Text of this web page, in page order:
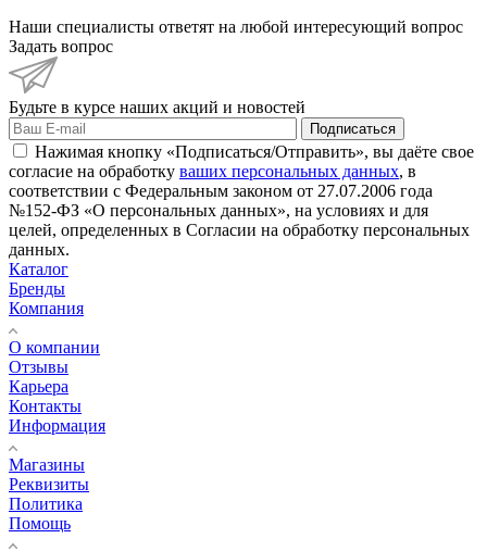
Наши специалисты ответят на любой интересующий вопрос
Задать вопрос
Будьте в курсе наших акций и новостей
Подписаться
Нажимая кнопку «Подписаться/Отправить», вы даёте свое
согласие на обработку ваших персональных данных, в
соответствии с Федеральным законом от 27.07.2006 года
№152-ФЗ «О персональных данных», на условиях и для
целей, определенных в Согласии на обработку персональных
данных.
Каталог
Бренды
Компания
О компании
Отзывы
Карьера
Контакты
Информация
Магазины
Реквизиты
Политика
Помощь